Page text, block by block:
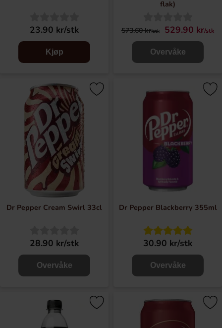
23.90 kr/stk
Kjøp
flak)
573.60 kr/stk 529.90 kr/stk
Overvåke
Dr Pepper Cream Swirl 33cl
28.90 kr/stk
Overvåke
Dr Pepper Blackberry 355ml
30.90 kr/stk
Overvåke